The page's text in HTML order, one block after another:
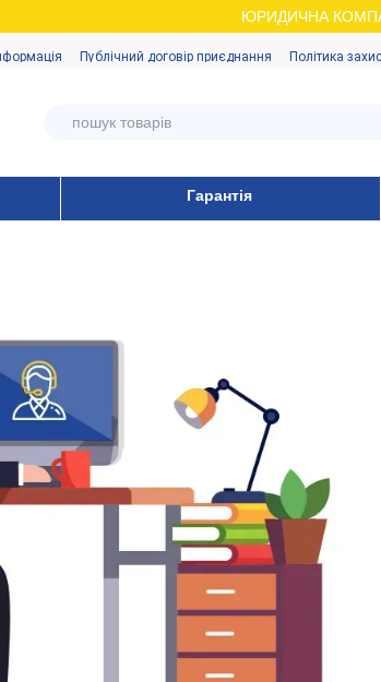
ЮРИДИЧНА
Публічний договір приєднання Політика
Гарантія